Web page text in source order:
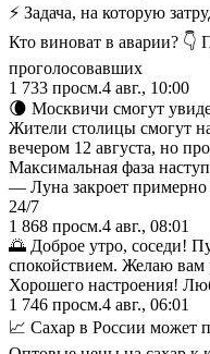
⚡️ Задача, на которую
Кто виноват в аварии? 👇
проголосовавших
1 733 просм.4 авг., 10:00
🌘 Москвичи смогут
Жители столицы смогут
вечером 12 августа, но
Максимальная фаза
— Луна закроет
24/7
1 868 просм.4 авг., 08:01
🌅 Доброе утро, соседи!
спокойствием. Желаю вам
Хорошего настроения!
1 746 просм.4 авг., 06:01
📈 Сахар в России может